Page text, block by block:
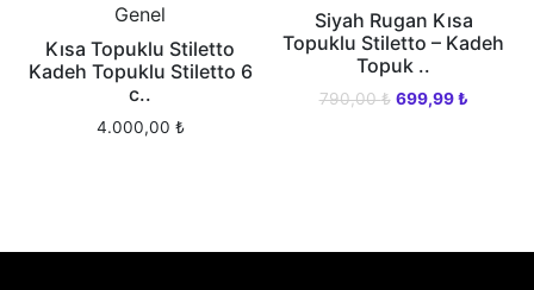
Genel
Kısa Topuklu Stiletto
Kadeh Topuklu Stiletto 6
c..
4.000,00 ₺
Siyah Rugan Kısa
Topuklu Stiletto – Kadeh
Topuk ..
790,00₺ 699,99₺